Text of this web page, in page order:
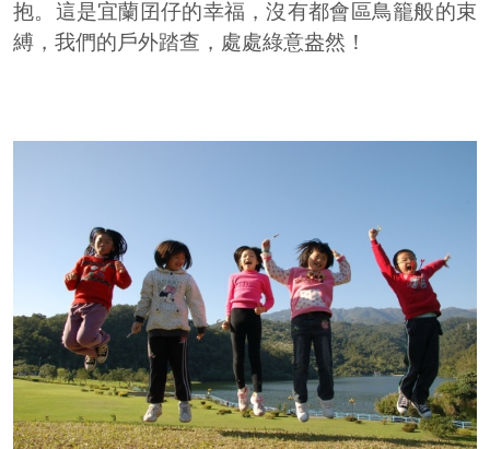
抱。這是宜蘭囝仔的幸福，沒有都會區鳥籠般的束
縛，我們的戶外踏查，處處綠意盎然！